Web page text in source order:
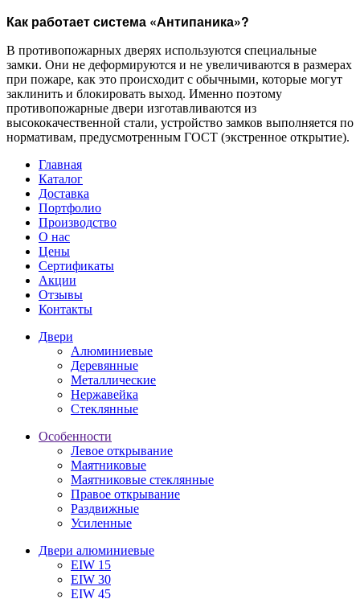
Как работает система «Антипаника»?
В противопожарных дверях используются специальные
замки. Они не деформируются и не увеличиваются в размерах
при пожаре, как это происходит с обычными, которые могут
заклинить и блокировать выход. Именно поэтому
противопожарные двери изготавливаются из
высококачественной стали, устройство замков выполняется по
нормативам, предусмотренным ГОСТ (экстренное открытие).
Главная
Каталог
Доставка
Портфолио
Производство
О нас
Цены
Сертификаты
Акции
Отзывы
Контакты
Двери
Алюминиевые
Деревянные
Металлические
Нержавейка
Стеклянные
Особенности
Левое открывание
Маятниковые
Маятниковые стеклянные
Правое открывание
Раздвижные
Усиленные
Двери алюминиевые
EIW 15
EIW 30
EIW 45